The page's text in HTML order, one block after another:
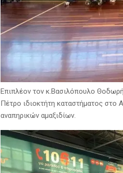
Επιπλέον τον κ.Βασιλόπουλο
Πέτρο ιδιοκτήτη καταστήματος στο
αναπηρικών αμαξιδίων.